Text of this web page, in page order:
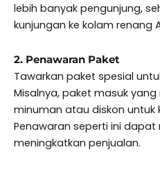
lebih banyak pengunjung,
kunjungan ke kolam renang
2. Penawaran Paket
Tawarkan paket spesial
Misalnya, paket masuk
minuman atau diskon untuk
Penawaran seperti ini
meningkatkan penjualan.